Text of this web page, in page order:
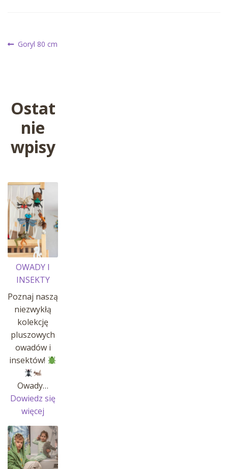
Nawigacja
Poprzedni
Goryl 80 cm
Ostat
nie
wpisy
OWADY I
INSEKTY
Poznaj naszą
niezwykłą
kolekcję
pluszowych
owadów i
insektów!
Owady…
Dowiedz się
więcej
OWADY
I
INSEKTY